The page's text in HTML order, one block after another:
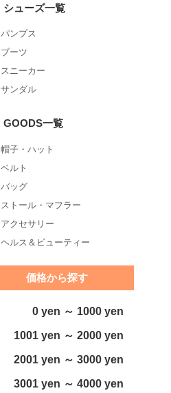
シューズ一覧
パンプス
ブーツ
スニーカー
サンダル
GOODS一覧
帽子・ハット
ベルト
バッグ
ストール・マフラー
アクセサリー
ヘルス＆ビューティー
価格から探す
0 yen ～ 1000 yen
1001 yen ～ 2000 yen
2001 yen ～ 3000 yen
3001 yen ～ 4000 yen